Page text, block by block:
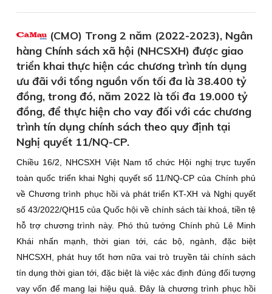
(CMO) Trong 2 năm (2022-2023), Ngân
hàng Chính sách xã hội (NHCSXH) được giao
triển khai thực hiện các chương trình tín dụng
ưu đãi với tổng nguồn vốn tối đa là 38.400 tỷ
đồng, trong đó, năm 2022 là tối đa 19.000 tỷ
đồng, để thực hiện cho vay đối với các chương
trình tín dụng chính sách theo quy định tại
Nghị quyết 11/NQ-CP.
Chiều 16/2, NHCSXH Việt Nam tổ chức Hội nghị trực tuyến
toàn quốc triển khai Nghị quyết số 11/NQ-CP của Chính phủ
về Chương trình phục hồi và phát triển KT-XH và Nghị quyết
số 43/2022/QH15 của Quốc hội về chính sách tài khoá, tiền tệ
hỗ trợ chương trình này. Phó thủ tướng Chính phủ Lê Minh
Khái nhấn mạnh, thời gian tới, các bộ, ngành, đặc biệt
NHCSXH, phát huy tốt hơn nữa vai trò truyền tải chính sách
tín dụng thời gian tới, đặc biệt là việc xác định đúng đối tượng
vay vốn để mang lại hiệu quả. Đây là chương trình phục hồi